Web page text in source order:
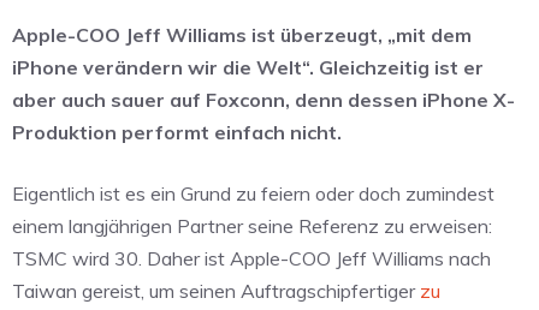
Apple-COO Jeff Williams ist überzeugt, „mit dem
iPhone verändern wir die Welt“. Gleichzeitig ist er
aber auch sauer auf Foxconn, denn dessen iPhone X-
Produktion performt einfach nicht.
Eigentlich ist es ein Grund zu feiern oder doch zumindest
einem langjährigen Partner seine Referenz zu erweisen:
TSMC wird 30. Daher ist Apple-COO Jeff Williams nach
Taiwan gereist, um seinen Auftragschipfertiger zu